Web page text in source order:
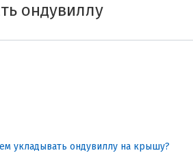
ондувиллу
укладывать ондувиллу на крышу?